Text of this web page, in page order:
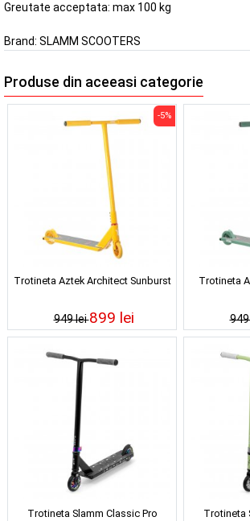
Greutate acceptata: max 100 kg
Brand: SLAMM SCOOTERS
Produse din aceeasi categorie
Trotineta Aztek Architect Sunburst
949 lei
-5%
899 lei
Trotineta
Trotineta Slamm Classic Pro
Trotineta